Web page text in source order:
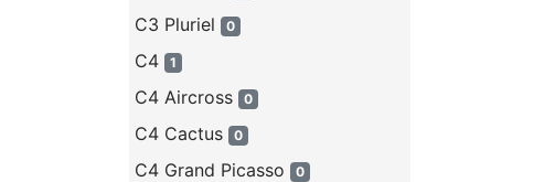
C3 Pluriel 0
C4 1
C4 Aircross 0
C4 Cactus 0
C4 Grand Picasso 0